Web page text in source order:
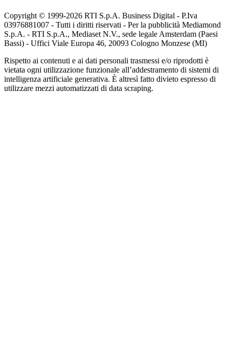
Copyright © 1999-2026 RTI S.p.A. Business Digital - P.Iva
03976881007 - Tutti i diritti riservati - Per la pubblicità Mediamond
S.p.A. - RTI S.p.A., Mediaset N.V., sede legale Amsterdam (Paesi
Bassi) - Uffici Viale Europa 46, 20093 Cologno Monzese (MI)
Rispetto ai contenuti e ai dati personali trasmessi e/o riprodotti è
vietata ogni utilizzazione funzionale all’addestramento di sistemi di
intelligenza artificiale generativa. È altresì fatto divieto espresso di
utilizzare mezzi automatizzati di data scraping.